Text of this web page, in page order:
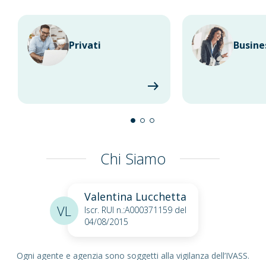
Privati
Chi Siamo
Valentina Lucchetta
Iscr. RUI n.:A000371159 del
04/08/2015
VL
Ogni agente e agenzia sono soggetti alla vigilanza dell’IVASS.